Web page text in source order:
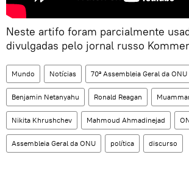
Neste artifo foram parcialmente
divulgadas pelo jornal russo
Mundo Notícias 70ª Assembleia Geral da ONU
Benjamin Netanyahu Ronald Reagan
Nikita Khrushchev Mahmoud Ahmadinejad
Assembleia Geral da ONU política discurso